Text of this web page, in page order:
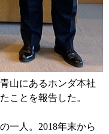
山にあるホンダ本社
ことを報告した。
一人。2018年末から